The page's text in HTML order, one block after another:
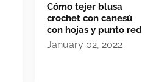
Cómo tejer blusa
crochet con canesú
con hojas y punto red
January 02, 2022